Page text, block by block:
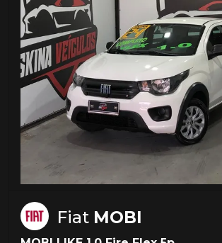
Fiat MOBI